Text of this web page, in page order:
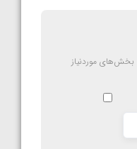
بخش‌های موردنیاز